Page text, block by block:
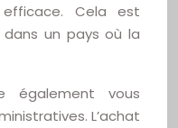
Cela est
un pays où la
également vous
L’achat